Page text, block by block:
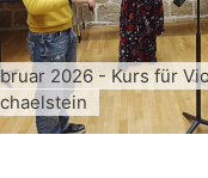
2026 - Kurs für